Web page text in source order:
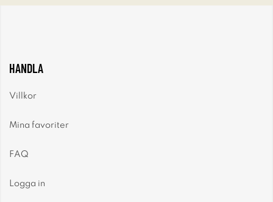
HANDLA
Villkor
Mina favoriter
FAQ
Logga in